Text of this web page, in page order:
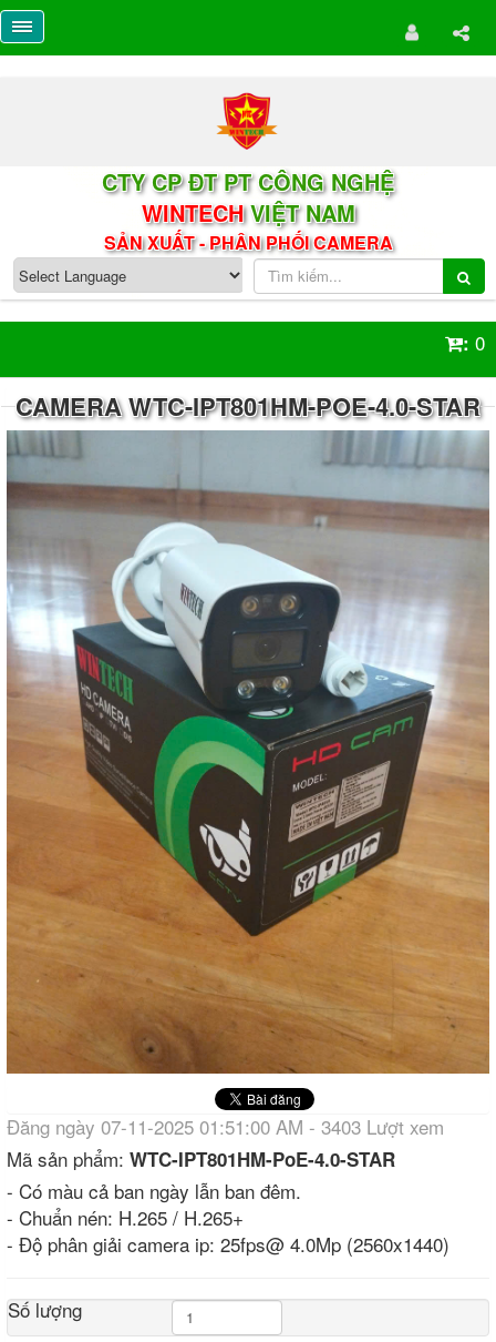
CTY CP ĐT PT CÔNG NGHỆ
WINTECHVIỆT NAM
SẢN XUẤT - PHÂN PHỐI CAMERA
: 0
CAMERA WTC-IPT801HM-POE-4.0-STAR
Đăng ngày 07-11-2025 01:51:00 AM - 3403 Lượt xem
Mã sản phẩm: WTC-IPT801HM-PoE-4.0-STAR
- Có màu cả ban ngày lẫn ban đêm.
- Chuẩn nén: H.265 / H.265+
- Độ phân giải camera ip: 25fps@ 4.0Mp (2560x1440)
Số lượng